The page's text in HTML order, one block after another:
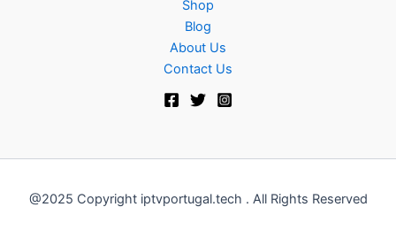
Shop
Blog
About Us
Contact Us
@2025 Copyright iptvportugal.tech . All Rights Reserved